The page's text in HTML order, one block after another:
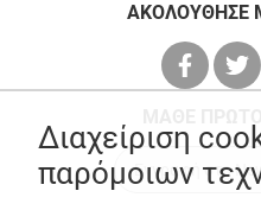
ΑΚΟΛΟΥΘΗΣΕ
Διαχείριση
παρόμοιων